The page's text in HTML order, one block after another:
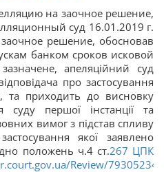
на заочное решение,
суд 16.01.2019 г.
решение, обосновав
банком сроков исковой
апеляційний суд
про застосування
та приходить до висновку
суду першої інстанції та
вимог з підстав спливу
якої заявлено
положень ч.4 ст.267 ЦПК
Review/79305234